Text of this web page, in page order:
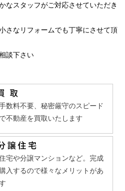
なスタッフがご対応させていただき
さなリフォームでも丁寧にさせて頂
談下さい
数料不要、秘密厳守のスピード
不動産を買取いたします
宅や分譲マンションなど。完成
入するので様々なメリットがあ